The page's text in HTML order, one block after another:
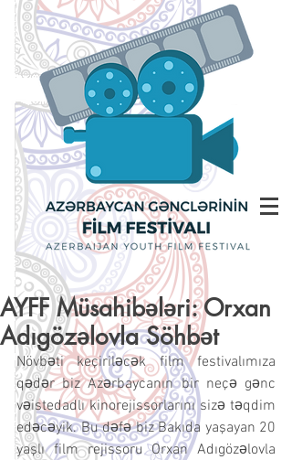
AYFF Müsahibələri: Orxan
Adıgözəlovla Söhbət
Növbəti keçiriləcək film festivalımıza
qədər biz Azərbaycanın bir neçə gənc
vəistedadlı kinorejissorlarını sizə təqdim
edəcəyik. Bu dəfə biz Bakıda yaşayan 20
yaşlı film rejissoru Orxan Adıgözəlovla